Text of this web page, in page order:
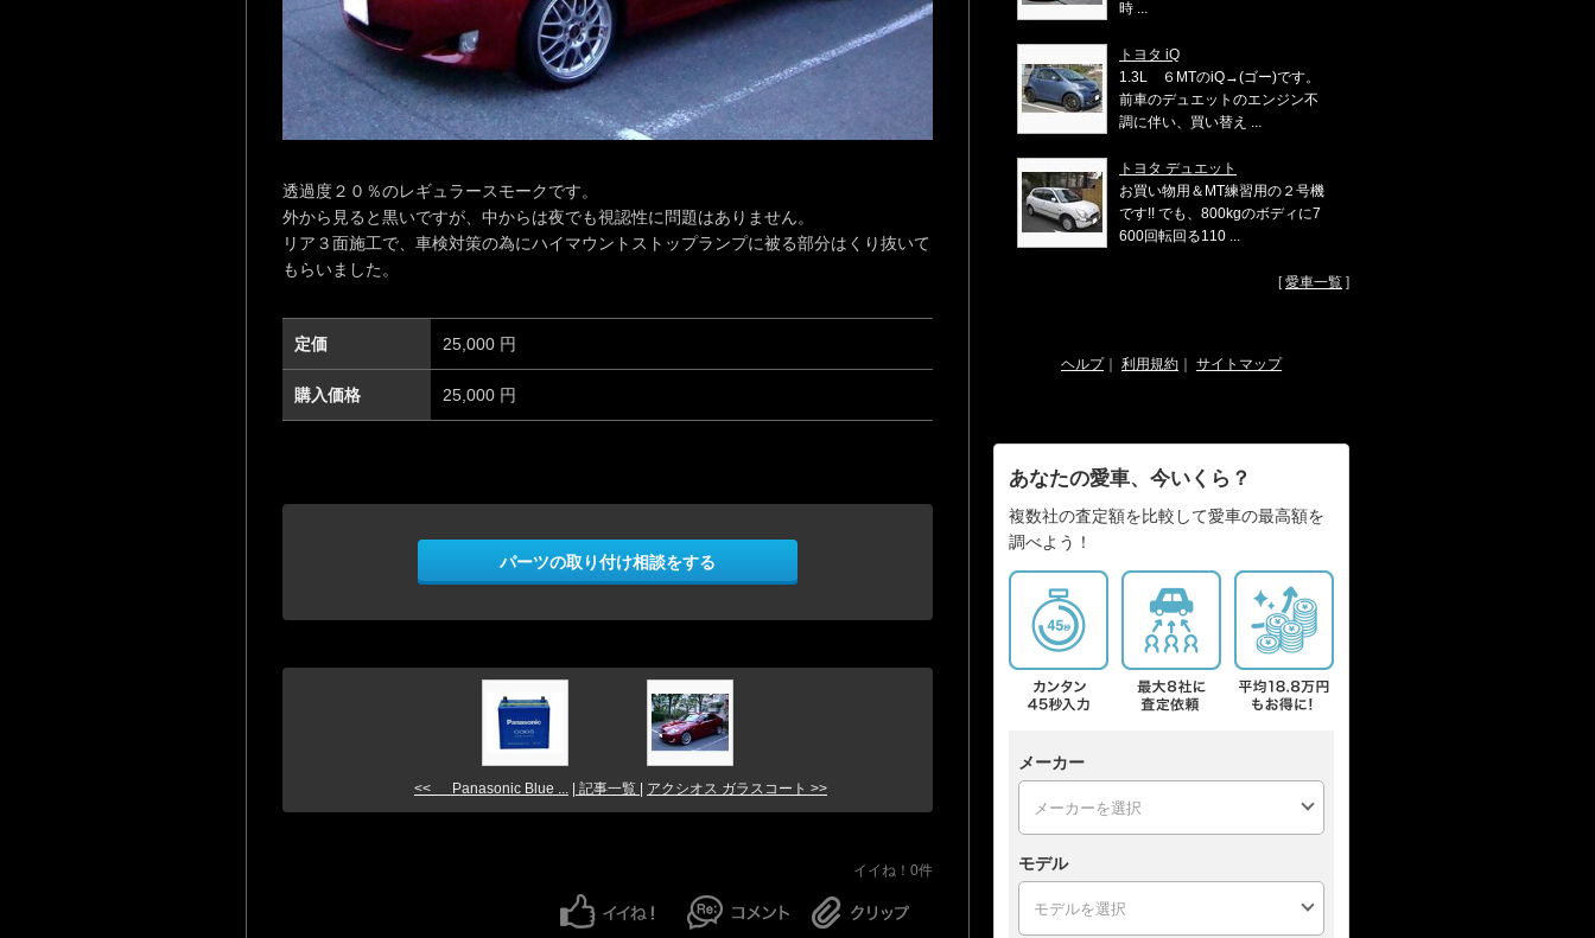
透過度２０％のレギュラースモークです。
外から見ると黒いですが、中からは夜でも視認性に問題はありません。
リア３面施工で、車検対策の為にハイマウントストップランプに被る部分はくり抜いて
もらいました。
定価 25,000 円
購入価格 25,000 円
パーツの取り付け相談をする
<< Panasonic Blue ... | 記事一覧 | アクシオス ガラスコート >>
イイね！0件
時 ...
トヨタ iQ
1.3L ６MTのiQ→(ゴー)です。
前車のデュエットのエンジン不
調に伴い、買い替え ...
トヨタ デュエット
お買い物用＆MT練習用の２号機
です!! でも、800kgのボディに7
600回転回る110 ...
[愛車一覧 ]
ヘルプ｜ 利用規約 サイトマップ
あなたの愛車、今いくら？
複数社の査定額を比較して愛車の最高額を
調べよう！
メーカー
モデル